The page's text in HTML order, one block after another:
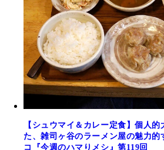
【シュウマイ＆カレー定食】個人
た、雑司ヶ谷のラーメン屋の魅力的
コ『今週のハマりメシ』第119回